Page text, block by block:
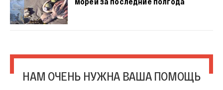
НАМ ОЧЕНЬ НУЖНА ВАША ПОМОЩЬ